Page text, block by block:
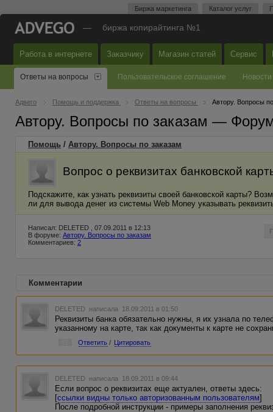
Биржа маркетинга Каталог услуг
— биржа копирайтинга №1
Работа в интернете Заказчику Магазин статей Сервис
Ответы на вопросы Пользовательское соглашение Новости
Адвего Помощь и поддержка Ответы на вопросы Автору. Вопросы
Автору. Вопросы по заказам —
Помощь / Автору. Вопросы по заказам
Вопрос о реквизитах банковской
Подскажите, как узнать реквизиты своей банковской карты?
ли для вывода денег из системы Web Money указывать
Написал: DELETED , 07.09.2011 в 12:13
В форуме: Автору. Вопросы по заказам
Комментариев: 2
Комментарии
DELETED написала 18.09.2011 в 01:50
Реквизиты банка обязательно нужны, я их узнала по
указанному на карте, так как документы к карте не
Ответить / Цитировать
DELETED написала 18.09.2011 в 09:44
Если вопрос о реквизитах еще актуален, ответы здесь:
[ссылки видны только авторизованным пользователям]
После подробной инструкции - примеры заполнения